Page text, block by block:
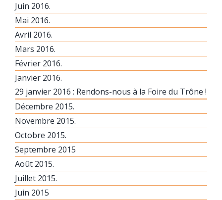
Juin 2016.
Mai 2016.
Avril 2016.
Mars 2016.
Février 2016.
Janvier 2016.
29 janvier 2016 : Rendons-nous à la Foire du Trône !
Décembre 2015.
Novembre 2015.
Octobre 2015.
Septembre 2015
Août 2015.
Juillet 2015.
Juin 2015